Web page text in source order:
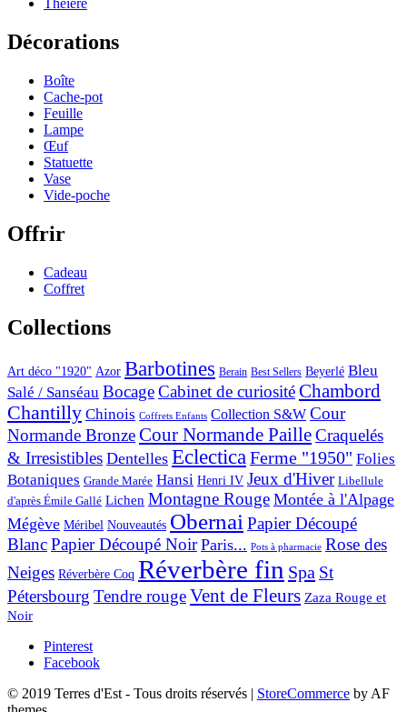
Théière
Décorations
Boîte
Cache-pot
Feuille
Lampe
Œuf
Statuette
Vase
Vide-poche
Offrir
Cadeau
Coffret
Collections
Art déco "1920" Azor Barbotines Berain Best Sellers Beyerlé Bleu
Salé / Sanséau BocageCabinet de curiositéChambord
Chantilly Chinois Coffrets Enfants Collection S&W Cour
Normande BronzeCour Normande PailleCraquelés
& Irresistibles Dentelles EclecticaFerme "1950" Folies
Botaniques Grande Marée Hansi Henri IV Jeux d'Hiver Libellule
d'après Émile Gallé Lichen Montagne Rouge Montée à l'Alpage
Mégève Méribel Nouveautés ObernaiPapier Découpé
BlancPapier Découpé Noir Paris... Pots à pharmacie Rose des
Neiges Réverbère Coq Réverbère fin Spa St
Pétersbourg Tendre rougeVent de Fleurs Zaza Rouge et
Noir
Pinterest
Facebook
© 2019 Terres d'Est - Tous droits réservés
StoreCommerce by AF